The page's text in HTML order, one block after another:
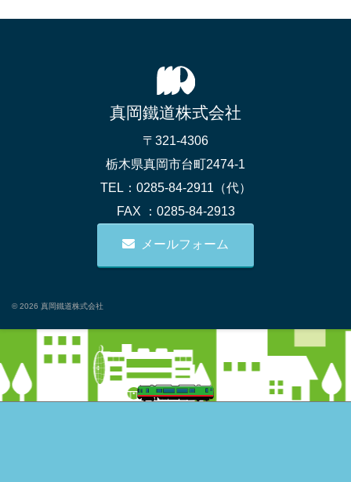
真岡鐵道株式会社
〒321-4306
栃木県真岡市台町2474-1
TEL：0285-84-2911（代）
FAX ：0285-84-2913
メールフォーム
© 2026 真岡鐵道株式会社